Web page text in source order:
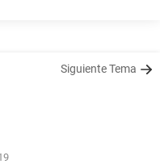
Siguiente Tema